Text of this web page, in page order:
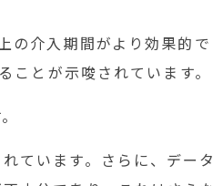
の介入期間がより効果的で
とが示唆されています。
ています。さらに、データ